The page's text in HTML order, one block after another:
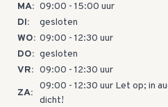
MA: 09:00 - 15:00 uur
DI:
gesloten
WO: 09:00 - 12:30 uur
DO: gesloten
VR: 09:00 - 12:30 uur
ZA:
09:00 - 12:30 uur Let op; in
dicht!